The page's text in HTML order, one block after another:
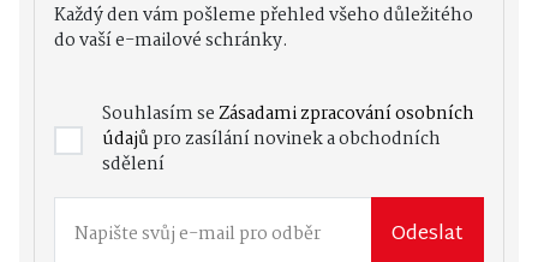
Každý den vám pošleme přehled všeho důležitého
do vaší e-mailové schránky.
Souhlasím seZásadami zpracování osobních
údajůpro zasílání novinek a obchodních
sdělení
Odeslat